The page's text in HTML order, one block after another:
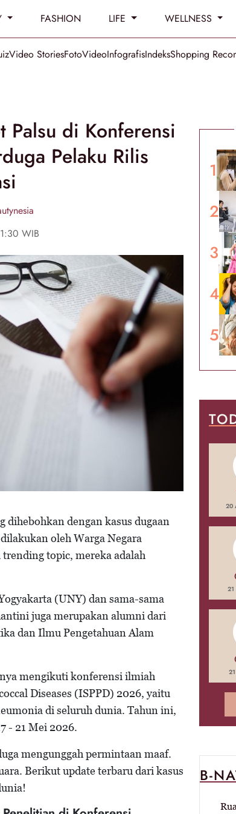
FASHION LIFE WELLNESS
Video StoriesFotoVideoInfografisIndeksShopping
Palsu di Konferensi
Pelaku Rilis
WIB
dihebohkan dengan kasus dugaan
oleh Warga Negara
topic, mereka adalah
(UNY) dan sama-sama
juga merupakan alumni dari
dan Ilmu Pengetahuan Alam
mengikuti konferensi ilmiah
Diseases (ISPPD) 2026, yaitu
di seluruh dunia. Tahun ini,
- 21 Mei 2026.
mengunggah permintaan maaf.
Berikut update terbaru dari kasus
20
21
B-